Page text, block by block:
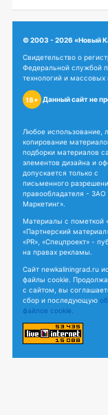
© 2003 - 2026 «Новый
Свидетельство о
Федеральной службой
технологий и массовых
18+ Данный сайт не
Любое использование,
копирование
подборки материалов
элементов дизайна и
допускается только с
письменного
правообладателя - ЗАО
Маркетинг».
Материалы с пометкой
«Партнерский
«PR», «Спецпроект» -
на правах рекламы.
Сайт newkaliningrad.ru
файлы cookie.
с сайтом, вы
сбор и последующую
файлов cookie.